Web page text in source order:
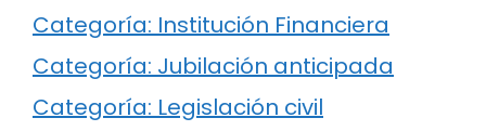
Categoría: Institución Financiera
Categoría: Jubilación anticipada
Categoría: Legislación civil